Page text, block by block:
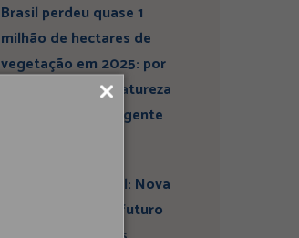
Brasil perdeu quase 1
milhão de hectares de
vegetação em 2025: por
que conservar a natureza
continua sendo urgente
Entrevista ESBrasil: Nova
liderança projeta futuro